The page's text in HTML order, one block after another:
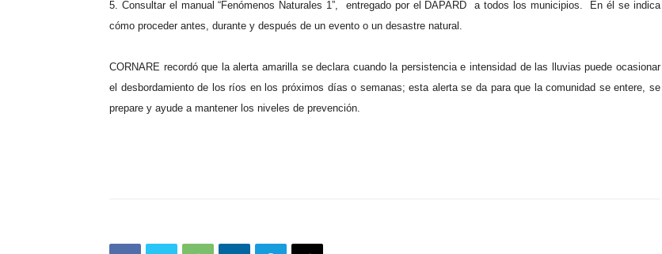
5. Consultar el manual “Fenómenos Naturales 1”, entregado por el DAPARD a todos los municipios.
En él se indica
cómo proceder antes, durante y después de un evento o un desastre natural.
CORNARE recordó que la alerta amarilla se declara cuando la persistencia e intensidad de las lluvias puede ocasionar
el desbordamiento de los ríos en los próximos días o semanas; esta alerta se da para que la comunidad se entere, se
prepare y ayude a mantener los niveles de prevención.